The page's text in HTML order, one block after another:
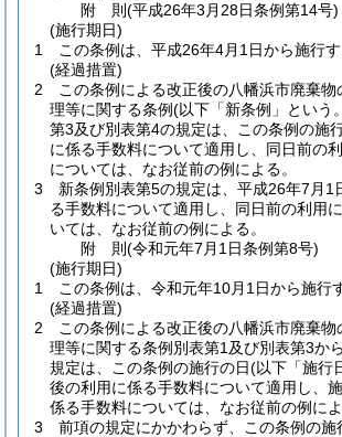
附 則(平成26年3月28日条例第14号)
(施行期日)
1
この条例は、平成26年4月1日から施行す
(経過措置)
2
この条例による改正後の八幡浜市廃棄
理等に関する条例(以下「新条例」という
第3及び別表第4の規定は、この条例の施
に係る手数料について適用し、同日前の
については、なお従前の例による。
3
新条例別表第5の規定は、平成26年7月1
る手数料について適用し、同日前の利用
いては、なお従前の例による。
附 則(令和元年7月1日条例第8号)
(施行期日)
1
この条例は、令和元年10月1日から施行
(経過措置)
2
この条例による改正後の八幡浜市廃棄
理等に関する条例別表第1及び別表第3か
規定は、この条例の施行の日(以下「施行
後の利用に係る手数料について適用し、
係る手数料については、なお従前の例によ
3
前項の規定にかかわらず、この条例の施